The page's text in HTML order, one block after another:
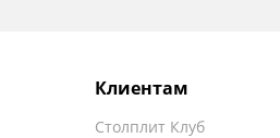
Клиентам
Столплит Клуб